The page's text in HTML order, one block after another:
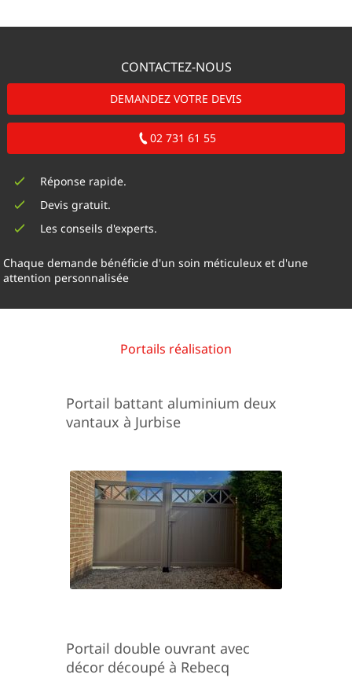
CONTACTEZ-NOUS
DEMANDEZ VOTRE DEVIS
02 731 61 55
Réponse rapide.
Devis gratuit.
Les conseils d'experts.
Chaque demande bénéficie d'un soin méticuleux et d'une
attention personnalisée
Portails réalisation
Portail battant aluminium deux
vantaux à Jurbise
Portail double ouvrant avec
décor découpé à Rebecq